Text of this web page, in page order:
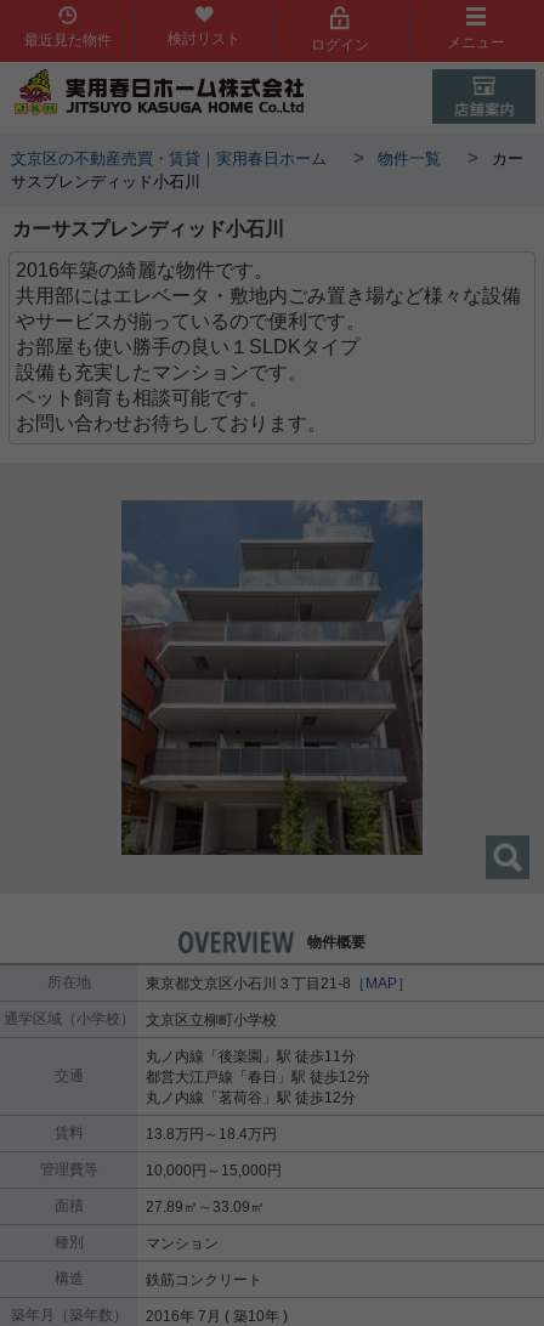
最近見た物件 検討リスト ログイン メニュー
文京区の不動産売買・賃貸｜実用春日ホーム > 物件一覧 >
カー
サスプレンディッド小石川
カーサスプレンディッド小石川
2016年築の綺麗な物件です。
共用部にはエレベータ・敷地内ごみ置き場など様々な設備
やサービスが揃っているので便利です。
お部屋も使い勝手の良い１SLDKタイプ
設備も充実したマンションです。
ペット飼育も相談可能です。
お問い合わせお待ちしております。
物件概要
所在地 東京都文京区小石川 ３丁目21-8 ［MAP］
通学区域（小学校） 文京区立柳町小学校
交通
丸ノ内線 「後楽園 」駅 徒歩11分
都営大江戸線 「春日 」駅 徒歩12分
丸ノ内線 「茗荷谷 」駅 徒歩12分
賃料 13.8万円～18.4万円
管理費等 10,000円～15,000円
面積 27.89㎡～33.09㎡
種別 マンション
構造 鉄筋コンクリート
築年月（築年数） 2016年 7月 ( 築10年 )